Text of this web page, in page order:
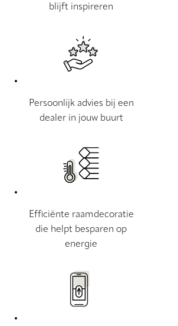
blijft inspireren
Persoonlijk advies bij een
dealer in jouw buurt
Efficiënte raamdecoratie
die helpt besparen op
energie